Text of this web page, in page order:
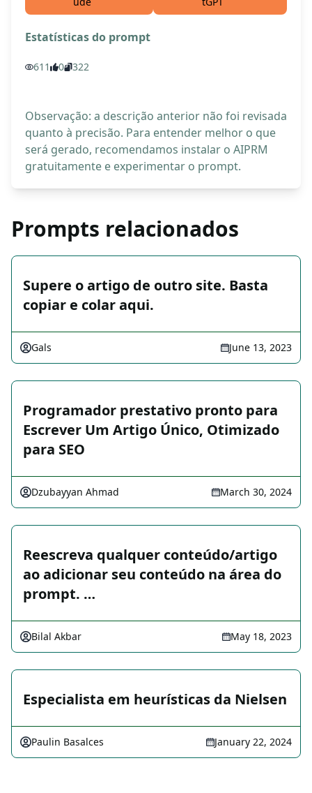
Estatísticas do prompt
611 0 322
Observação: a descrição anterior não foi revisada
quanto à precisão. Para entender melhor o que
será gerado, recomendamos instalar o AIPRM
gratuitamente e experimentar o prompt.
Prompts relacionados
Supere o artigo de outro site. Basta
copiar e colar aqui.
Gals June 13, 2023
Programador prestativo pronto para
Escrever Um Artigo Único, Otimizado
para SEO
Dzubayyan Ahmad March 30, 2024
Reescreva qualquer conteúdo/artigo
ao adicionar seu conteúdo na área do
prompt. …
Bilal Akbar May 18, 2023
Especialista em heurísticas da Nielsen
Paulin Basalces January 22, 2024